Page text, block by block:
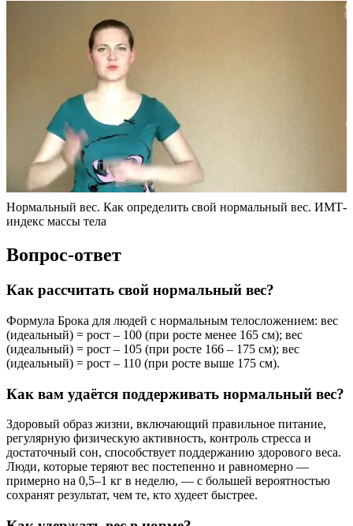
Нормальный вес. Как определить свой нормальный вес. ИМТ-
индекс массы тела
Вопрос-ответ
Как рассчитать свой нормальный вес?
Формула Брока для людей с нормальным телосложением: вес
(идеальный) = рост – 100 (при росте менее 165 см); вес
(идеальный) = рост – 105 (при росте 166 – 175 см); вес
(идеальный) = рост – 110 (при росте выше 175 см).
Как вам удаётся поддерживать нормальный вес?
Здоровый образ жизни, включающий правильное питание,
регулярную физическую активность, контроль стресса и
достаточный сон, способствует поддержанию здорового веса.
Люди, которые теряют вес постепенно и равномерно —
примерно на 0,5–1 кг в неделю, — с большей вероятностью
сохранят результат, чем те, кто худеет быстрее.